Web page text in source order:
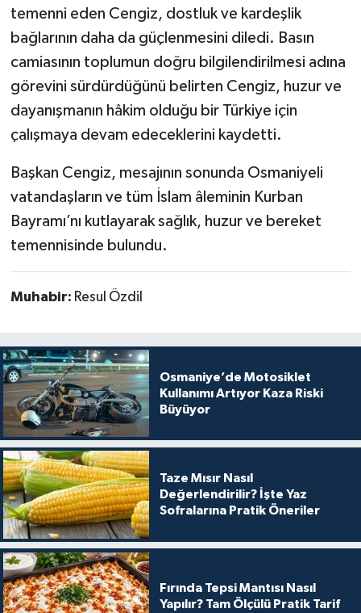
temenni eden Cengiz, dostluk ve kardeşlik
bağlarının daha da güçlenmesini diledi. Basın
camiasının toplumun doğru bilgilendirilmesi adına
görevini sürdürdüğünü belirten Cengiz, huzur ve
dayanışmanın hâkim olduğu bir Türkiye için
çalışmaya devam edeceklerini kaydetti.
Başkan Cengiz, mesajının sonunda Osmaniyeli
vatandaşların ve tüm İslam âleminin Kurban
Bayramı’nı kutlayarak sağlık, huzur ve bereket
temennisinde bulundu.
Muhabir: Resul Özdil
Osmaniye’de Motosiklet
Kullanımı Artıyor Kaza Riski
Büyüyor
Taze Mısır Nasıl
Değerlendirilir? İşte Yaz
Sofralarına Pratik Öneriler
Fırında Tepsi Mantısı Nasıl
Yapılır? Tam Ölçülü Pratik Tarif